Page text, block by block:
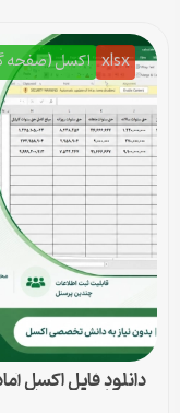
xlsx اکسل (صفحه
دانلود فایل اکسل
خودکار حق سنوات و